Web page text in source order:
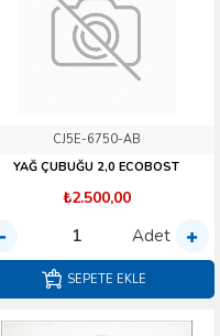
CJ5E-6750-AB
YAĞ ÇUBUĞU 2,0 ECOBOST
₺2.500,00
Adet
SEPETE EKLE